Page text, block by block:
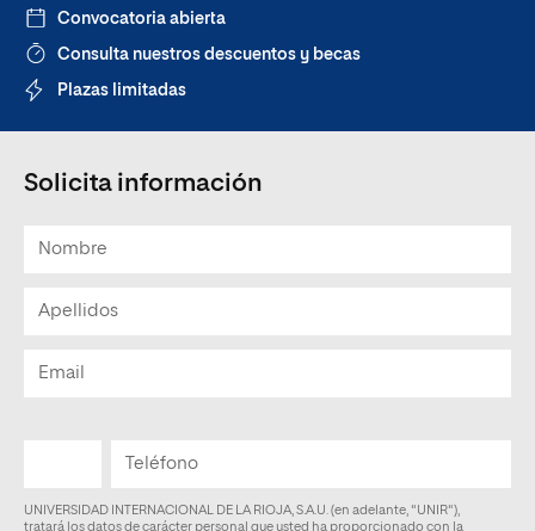
Convocatoria abierta
Consulta nuestros descuentos y becas
Plazas limitadas
Solicita información